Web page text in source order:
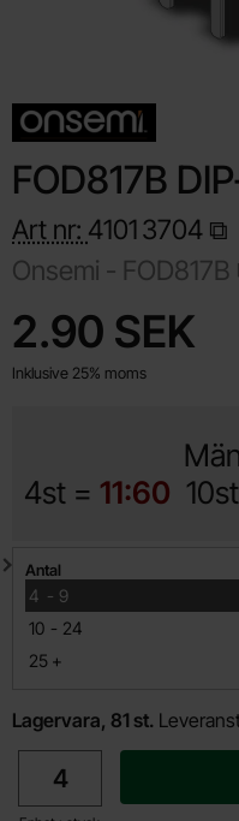
FOD817B
Art nr: 41013704
Onsemi - FOD817B
pris
2.90 SEK
Inklusive 25% moms
4st = 11:60
Mängdrabatt
Antal
4 -
till 9
10 -
till 24
25 +
till
Lagervara, 81 st.